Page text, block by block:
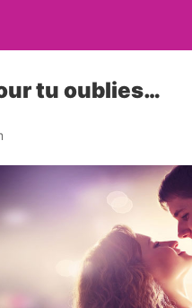
tu oublies…